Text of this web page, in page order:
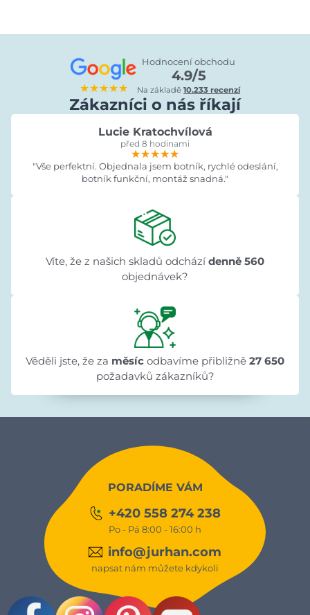
★★★★★
Hodnocení obchodu
4.9/5
Na základě10.233 recenzí
Zákazníci o nás říkají
Lucie Kratochvílová
před 8 hodinami
★★★★★
★★★★★
★★★★★
"Vše perfektní. Objednala jsem botník, rychlé odeslání,
botník funkční, montáž snadná."
Víte, že z našich skladů odchází denně 560
objednávek?
Věděli jste, že za měsíc odbavíme přibližně 27 650
požadavků zákazníků?
PORADÍME VÁM
+420 558 274 238
Po - Pá 8:00 - 16:00 h
info@jurhan.com
napsat nám můžete kdykoli